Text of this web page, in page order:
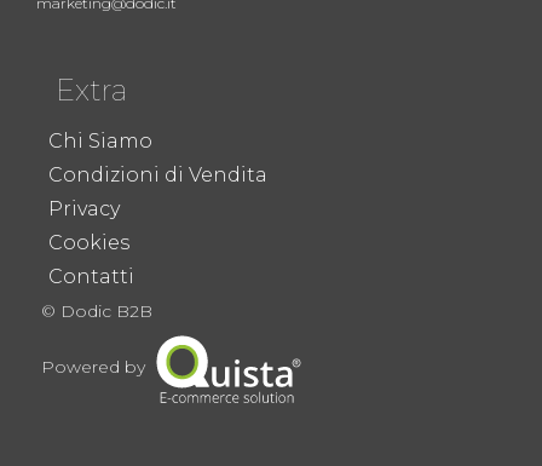
Extra
Chi Siamo
Condizioni di Vendita
Privacy
Cookies
Contatti
© Dodic B2B
Powered by